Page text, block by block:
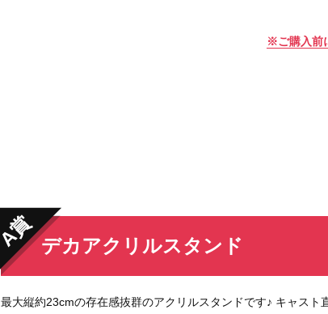
※ご購入前
A賞 デカアクリルスタンド
最大縦約23cmの存在感抜群のアクリルスタンドです♪ キャス